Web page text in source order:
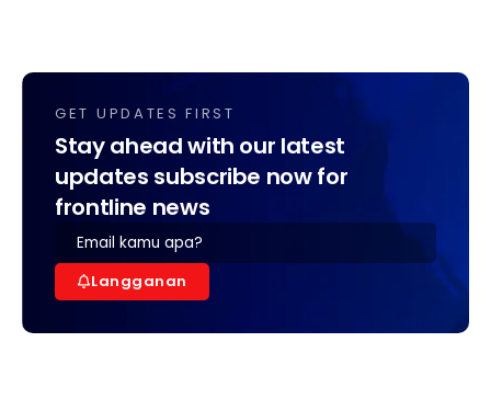
GET UPDATES FIRST
Stay ahead with our latest
updates subscribe now for
frontline news
Langganan